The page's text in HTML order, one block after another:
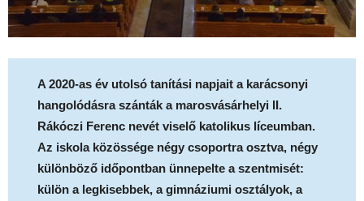
A 2020-as év utolsó tanítási napjait a karácsonyi
hangolódásra szánták a marosvásárhelyi II.
Rákóczi Ferenc nevét viselő katolikus líceumban.
Az iskola közössége négy csoportra osztva, négy
különböző időpontban ünnepelte a szentmisét:
külön a legkisebbek, a gimnáziumi osztályok, a